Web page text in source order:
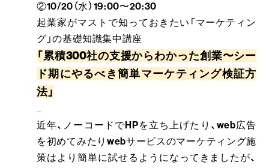
②10/20（水）19:00〜20:30
起業家がマストで知っておきたい「マーケティン
グ」の基礎知識集中講座
「累積300社の支援からわかった創業〜シー
ド期にやるべき簡単マーケティング検証方
法」
近年、ノーコードでHPを立ち上げたり、web広告
を初めてみたりwebサービスのマーケティング施
策はより簡単に試せるようになってきましたが、